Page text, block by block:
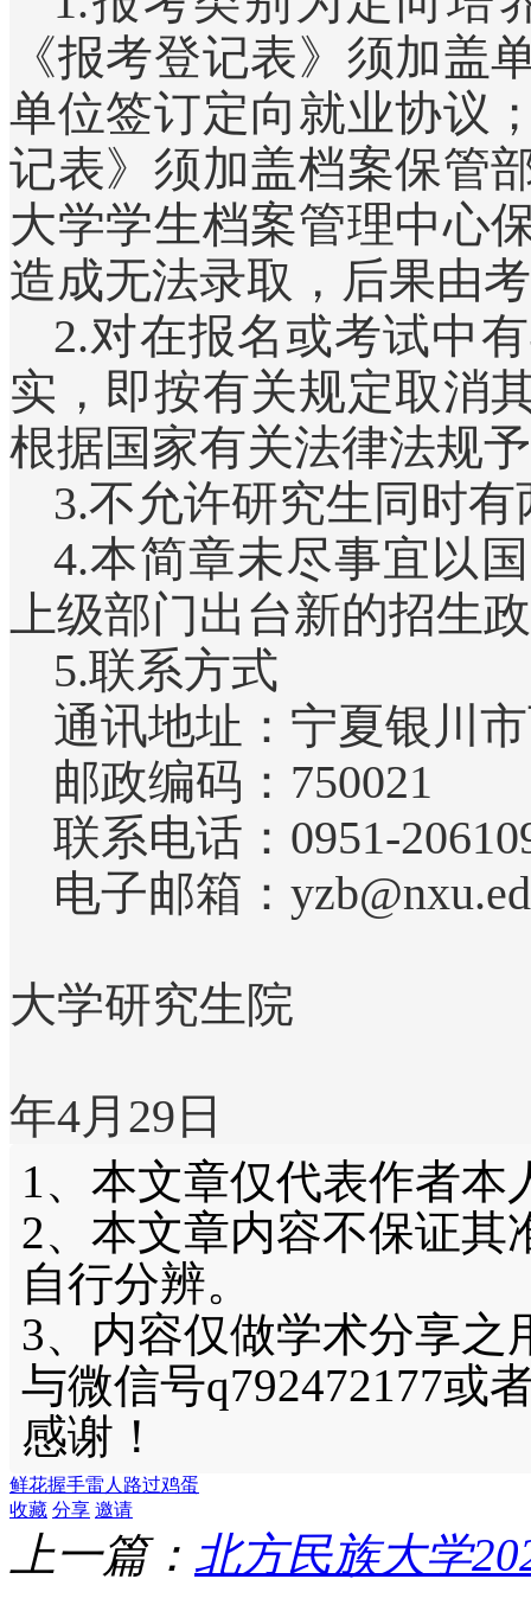
《报考登记表》须加盖
单位签订定向就业协议
记表》须加盖档案保管
大学学生档案管理中心
造成无法录取，后果由
2.对在报名或考试中
实，即按有关规定取消
根据国家有关法律法规
3.不允许研究生同时
4.本简章未尽事宜以
上级部门出台新的招生
5.联系方式
通讯地址：宁夏银川
邮政编码：750021
联系电话：0951-
电子邮箱：
大学研究生院
年4月29日
1、本文章仅代表作者
2、本文章内容不保证其
自行分辨。
3、内容仅做学术分享之
与微信号q792472177或
感谢！
鲜花握手雷人 路过鸡蛋
收藏 分享 邀请
上一篇： 北方民族大学